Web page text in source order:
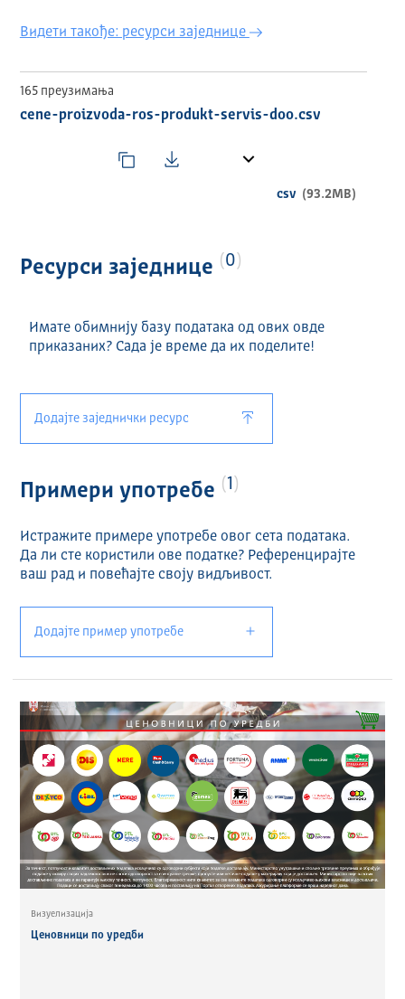
Видети такође: ресурси заједнице
165 преузимања
cene-proizvoda-ros-produkt-servis-doo.csv
csv (93.2MB)
Ресурси заједнице 0
Имате обимнију базу података од ових овде
приказаних? Сада је време да их поделите!
Додајте заједнички ресурс
Примери употребе 1
Истражите примере употребе овог сета података.
Да ли сте користили ове податке? Референцирајте
ваш рад и повећајте своју видљивост.
Додајте пример употребе
Визуелизација
Ценовници по уредби